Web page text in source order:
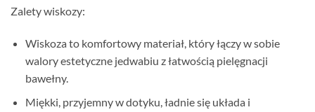
Zalety wiskozy:
Wiskoza to komfortowy materiał, który łączy w sobie
walory estetyczne jedwabiu z łatwością pielęgnacji
bawełny.
Miękki, przyjemny w dotyku, ładnie się układa i